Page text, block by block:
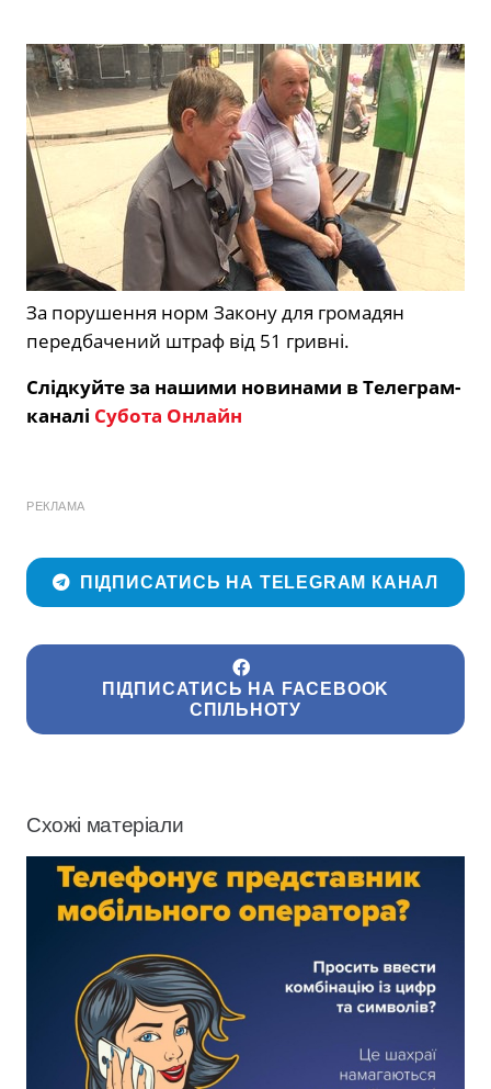
За порушення норм Закону для громадян
передбачений штраф від 51 гривні.
Слідкуйте за нашими новинами в Телеграм-
каналі Субота Онлайн
РЕКЛАМА
ПІДПИСАТИСЬ НА TELEGRAM КАНАЛ
ПІДПИСАТИСЬ НА FACEBOOK
СПІЛЬНОТУ
Схожі матеріали